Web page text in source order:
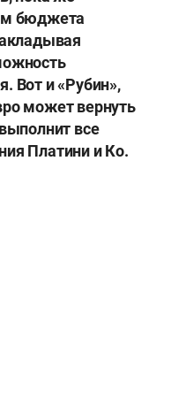
бюджета
Вот и «Рубин»,
может вернуть
все
Платини и Ко.